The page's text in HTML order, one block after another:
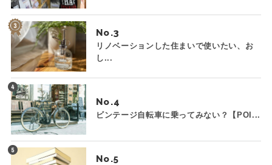
No.
リノベーションした住まいで使いたい、お
し...
No.
ビンテージ自転車に乗ってみない？【POI...
No.